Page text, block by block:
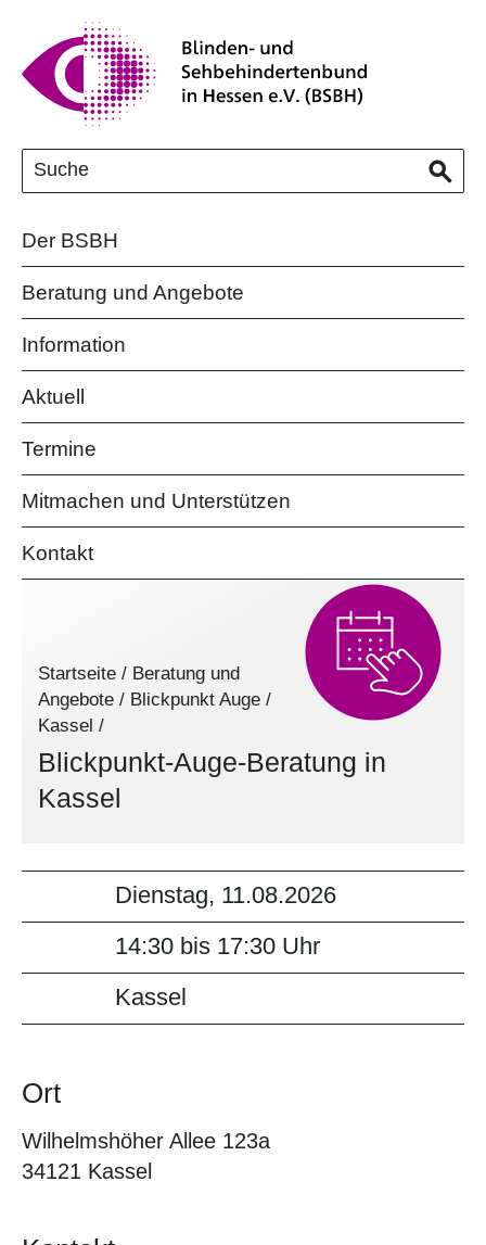
Der BSBH
Beratung und Angebote
Information
Aktuell
Termine
Mitmachen und Unterstützen
Kontakt
Startseite / Beratung und
Angebote / Blickpunkt Auge /
Kassel /
Blickpunkt-Auge-Beratung in
Kassel
Dienstag, 11.08.2026
14:30 bis 17:30 Uhr
Kassel
Ort
Wilhelmshöher Allee 123a
34121 Kassel